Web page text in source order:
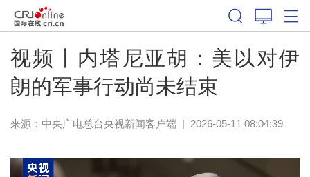
视频丨内塔尼亚胡：美以对伊
朗的军事行动尚未结束
来源： 中央广电总台央视新闻客户端 | 2026-05-11 08:04:39